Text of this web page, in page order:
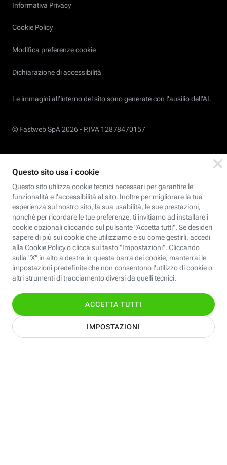
Informativa Privacy
Cookie Policy
Modifica preferenze cookie
Dichiarazione di accessibilità
Le immagini all’interno del sito sono generate con l'ausilio dell'AI.
© Fastweb SpA 2026 - P.IVA 12878470157